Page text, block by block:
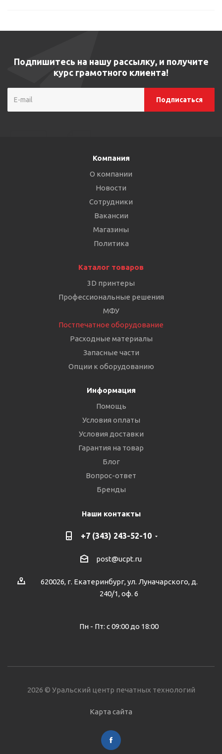
Подпишитесь на нашу рассылку, и получите
курс грамотного клиента!
Компания
О компании
Новости
Сотрудники
Вакансии
Магазины
Политика
Каталог товаров
3D принтеры
Профессиональные решения
МФУ
Постпечатное оборудование
Расходные материалы
Запасные части
Опции к оборудованию
Информация
Помощь
Условия оплаты
Условия доставки
Гарантия на товар
Блог
Вопрос-ответ
Бренды
Наши контакты
+7 (343) 243-52-10
post@ucpt.ru
620026, г. Екатеринбург, ул. Луначарского, д.
240/1, оф. 6
Пн - Пт: с 09:00 до 18:00
2026 © Уральский центр печатных технологий
Карта сайта